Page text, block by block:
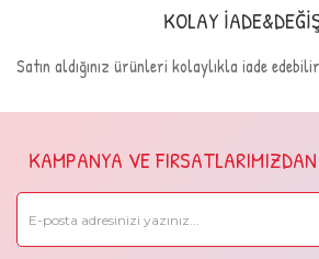
KOLAY
Satın aldığınız ürünleri kolaylıkla iade
KAMPANYA VE